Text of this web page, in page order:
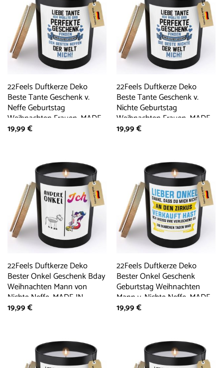
22Feels Duftkerze Deko
Beste Tante Geschenk v.
Neffe Geburtstag
Weihnachten Frauen, MADE
IN GERMANY, Europäisches
19,99€
22Feels Duftkerze Deko
Beste Tante Geschenk v.
Nichte Geburtstag
Weihnachten Frauen, MADE
IN GERMANY, Europäisches
19,99€
22Feels Duftkerze Deko
Bester Onkel Geschenk Bday
Weihnachten Mann von
Nichte Neffe, MADE IN
GERMANY, Europäisches
19,99€
22Feels Duftkerze Deko
Bester Onkel Geschenk
Geburtstag Weihnachten
Mann v. Nichte Neffe, MADE
IN GERMANY, Europäisches
19,99€